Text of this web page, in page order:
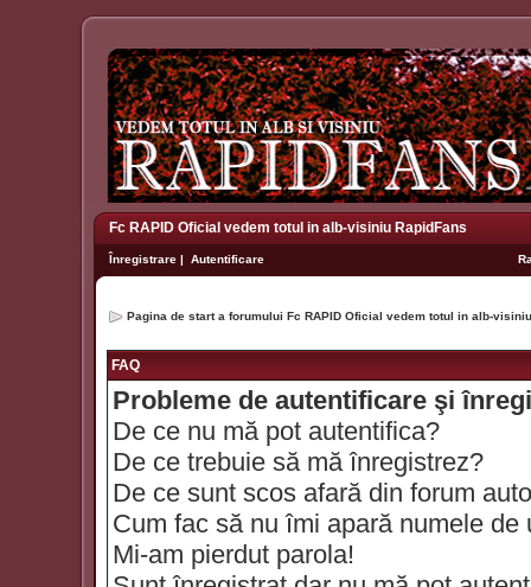
Fc RAPID Oficial vedem totul in alb-visiniu RapidFans
Înregistrare | Autentificare
Pagina de start a forumului Fc RAPID Oficial vedem totul in alb-
FAQ
Probleme de autentificare şi
De ce nu mă pot autentifica?
De ce trebuie să mă înregistrez?
De ce sunt scos afară din forum
Cum fac să nu îmi apară numele
Mi-am pierdut parola!